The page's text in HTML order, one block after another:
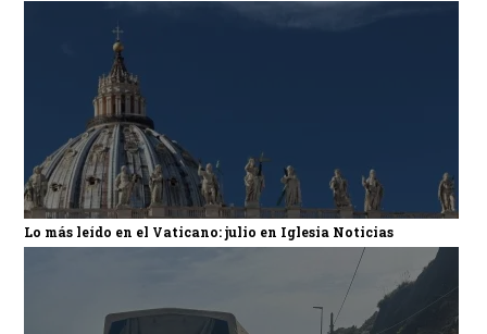
Lo más leído en el Vaticano: julio en Iglesia Noticias